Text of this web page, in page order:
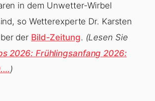
in dem Unwetter-Wirbel
so Wetterexperte Dr. Karsten
der Bild-Zeitung. (Lesen Sie
2026: Frühlingsanfang 2026:
)